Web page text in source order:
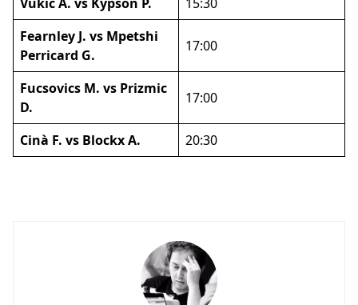
Fearnley J. vs Mpetshi
Perricard G.
17:00
Fucsovics M. vs Prizmic
D.
17:00
Cinà F. vs Blockx A. 20:30